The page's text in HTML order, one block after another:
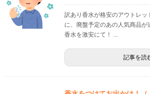
訳あり香水が格安のアウトレッ
に、廃盤予定のあの人気商品が
香水を激安にて！ ...
記事を読